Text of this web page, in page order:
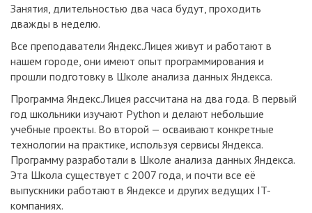
Занятия, длительностью два часа будут, проходить
дважды в неделю.
Все преподаватели Яндекс.Лицея живут и работают в
нашем городе, они имеют опыт программирования и
прошли подготовку в Школе анализа данных Яндекса.
Программа Яндекс.Лицея рассчитана на два года. В первый
год школьники изучают Python и делают небольшие
учебные проекты. Во второй — осваивают конкретные
технологии на практике, используя сервисы Яндекса.
Программу разработали в Школе анализа данных Яндекса.
Эта Школа существует с 2007 года, и почти все её
выпускники работают в Яндексе и других ведущих IT-
компаниях.